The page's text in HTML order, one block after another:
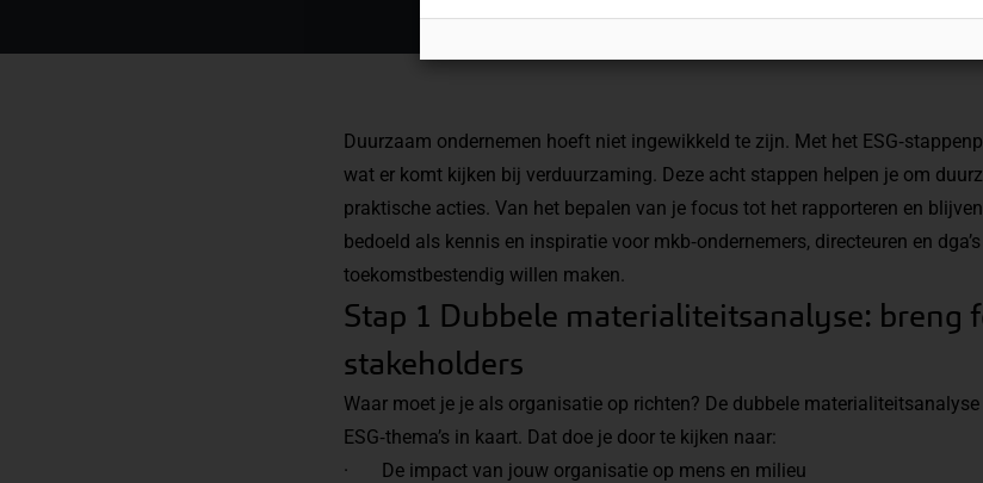
Duurzaam ondernemen hoeft niet ingewikkeld te zijn. Met het
wat er komt kijken bij verduurzaming. Deze acht stappen helpen je om
praktische acties. Van het bepalen van je focus tot het rapporteren en
bedoeld als kennis en inspiratie voor mkb‑ondernemers, directeuren en
toekomstbestendig willen maken.
Stap 1 Dubbele materialiteitsanalyse: breng
stakeholders
Waar moet je je als organisatie op richten? De dubbele
ESG‑thema’s in kaart. Dat doe je door te kijken naar:
· De impact van jouw organisatie op mens en milieu